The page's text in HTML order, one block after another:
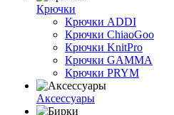
Крючки
Крючки ADDI
Крючки ChiaoGoo
Крючки KnitPro
Крючки GAMMA
Крючки PRYM
Аксессуары